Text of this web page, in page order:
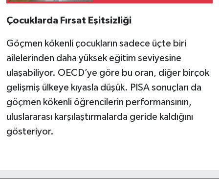
Çocuklarda Fırsat Eşitsizliği
Göçmen kökenli çocukların sadece üçte biri
ailelerinden daha yüksek eğitim seviyesine
ulaşabiliyor. OECD’ye göre bu oran, diğer birçok
gelişmiş ülkeye kıyasla düşük. PISA sonuçları da
göçmen kökenli öğrencilerin performansının,
uluslararası karşılaştırmalarda geride kaldığını
gösteriyor.